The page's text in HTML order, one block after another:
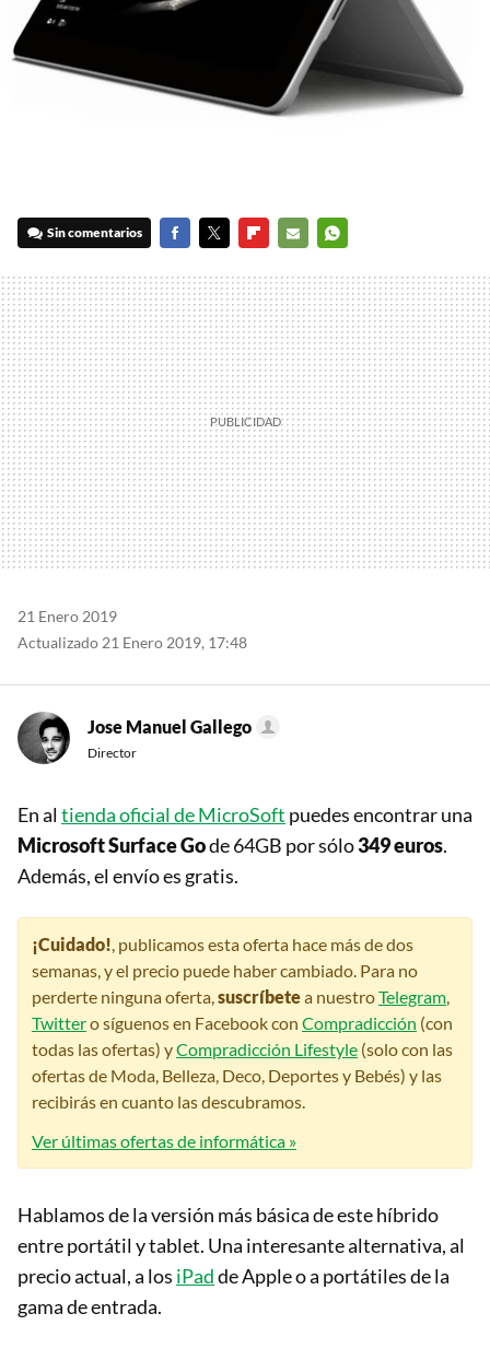
Sin comentarios
MAIL
21 Enero 2019
Actualizado 21 Enero 2019, 17:48
Jose Manuel Gallego
Director
En al tienda oficial de MicroSoft puedes encontrar una
Microsoft Surface Gode 64GB por sólo349 euros.
Además, el envío es gratis.
¡Cuidado!, publicamos esta oferta hace más de dos
semanas, y el precio puede haber cambiado. Para no
perderte ninguna oferta,suscríbetea nuestroTelegram,
Twittero síguenos en Facebook con Compradicción (con
todas las ofertas) yCompradicción Lifestyle (solo con las
ofertas de Moda, Belleza, Deco, Deportes y Bebés) y las
recibirás en cuanto las descubramos.
Ver últimas ofertas de informática »
Hablamos de la versión más básica de este híbrido
entre portátil y tablet. Una interesante alternativa, al
precio actual, a los iPadde Apple o a portátiles de la
gama de entrada.